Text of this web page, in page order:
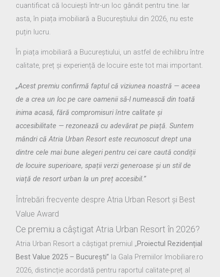
cuantificat că locuiești într-un loc gândit pentru tine. Iar
asta, în piața imobiliară a Bucureștiului din 2026, nu este
puțin lucru.
În piața imobiliară a Bucureștiului, un astfel de echilibru între
calitate, preț și experiență de locuire este tot mai important.
„Acest premiu confirmă faptul că viziunea noastră — aceea
de a crea un loc pe care oamenii să-l numească din toată
inima acasă, fără compromisuri între calitate și
accesibilitate — rezonează cu adevărat pe piață. Suntem
mândri că Atria Urban Resort este recunoscut drept una
dintre cele mai bune alegeri pentru cei care caută condiții
de locuire superioare, spații verzi generoase și un stil de
viață de resort urban la un preț accesibil.”
Întrebări frecvente despre Atria Urban Resort și Best
Value Award
Ce premiu a câștigat Atria Urban Resort în 2026?
Atria Urban Resort a câștigat premiul „Proiectul Rezidențial
Best Value 2025 – București” la Gala Premiilor Imobiliare.ro
2026, distincție acordată pentru raportul calitate-preț al